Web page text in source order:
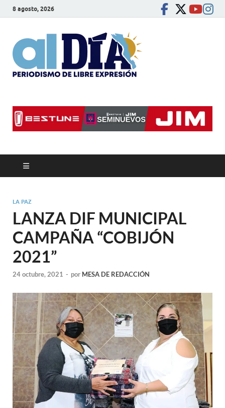
8 agosto, 2026
LA PAZ
LANZA DIF MUNICIPAL
CAMPAÑA “COBIJÓN
2021”
24 octubre, 2021 - por MESA DE REDACCIÓN